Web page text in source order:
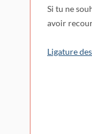
Si tu ne
avoir
Ligature